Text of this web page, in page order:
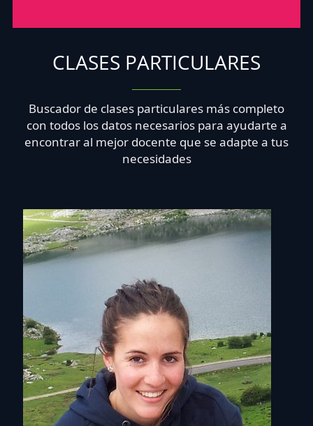
CLASES PARTICULARES
Buscador de clases particulares más completo
con todos los datos necesarios para ayudarte a
encontrar al mejor docente que se adapte a tus
necesidades